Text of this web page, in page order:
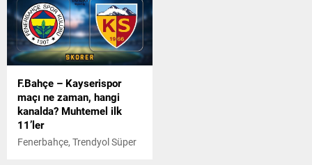
F.Bahçe – Kayserispor
maçı ne zaman, hangi
kanalda? Muhtemel ilk
11’ler
Fenerbahçe, Trendyol Süper